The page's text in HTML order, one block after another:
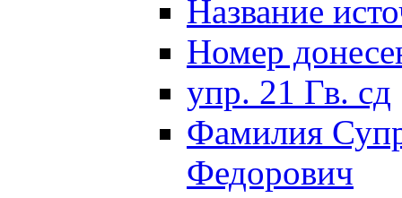
Название
Номер
упр. 21 Гв. сд
Фамилия
Федорович